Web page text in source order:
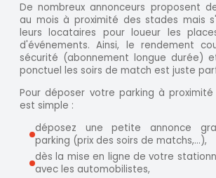
De nombreux annonceurs proposent
au mois à proximité des stades mais
leurs locataires pour loueur les
d'événements. Ainsi, le rendement
sécurité (abonnement longue durée)
ponctuel les soirs de match est juste
Pour déposer votre parking à
est simple :
déposez une petite annonce
parking (prix des soirs de matchs,...),
dès la mise en ligne de votre
avec les automobilistes,